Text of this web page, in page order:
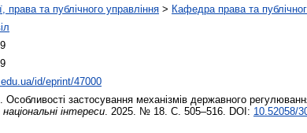
права та публічного управління > Кафедра права та
id/eprint/47000
Особливості застосування механізмів державного
інтереси . 2025. № 18. С. 505–516. DOI: 10.52058/